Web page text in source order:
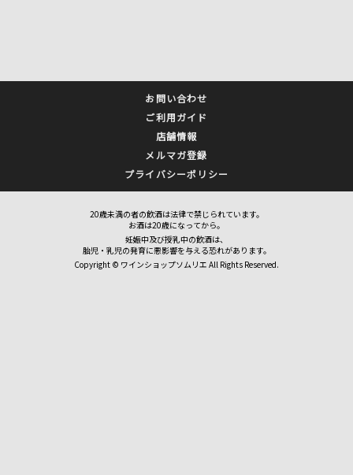
お問い合わせ
ご利用ガイド
店舗情報
メルマガ登録
プライバシーポリシー
20歳未満の者の飲酒は法律で禁じられています。
お酒は20歳になってから。
妊娠中及び授乳中の飲酒は、
胎児・乳児の発育に悪影響を与える恐れがあります。
Copyright © ワインショップソムリエ All Rights Reserved.